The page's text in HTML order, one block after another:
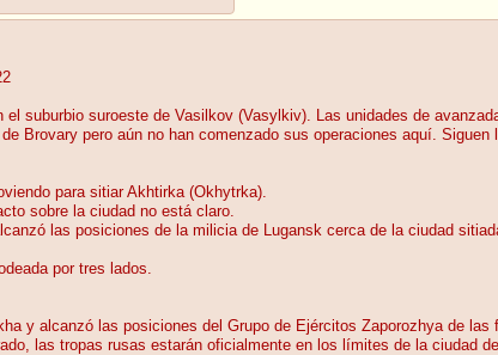
suburbio suroeste de Vasilkov (Vasylkiv). Las unidades de
Brovary pero aún no han comenzado sus operaciones aquí. Siguen
para sitiar Akhtirka (Okhytrka).
sobre la ciudad no está claro.
las posiciones de la milicia de Lugansk cerca de la ciudad
por tres lados.
y alcanzó las posiciones del Grupo de Ejércitos Zaporozhya de
las tropas rusas estarán oficialmente en los límites de la ciudad de